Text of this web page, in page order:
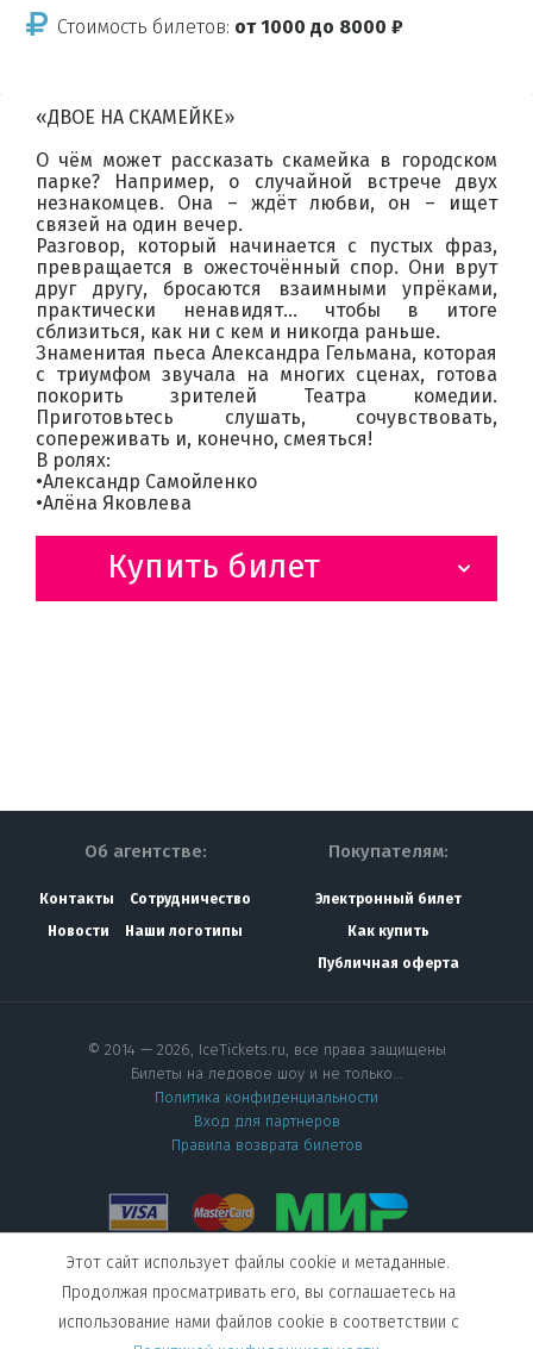
Стоимость билетов: от 1000 до 8000 ₽
«ДВОЕ НА СКАМЕЙКЕ»
О чём может рассказать скамейка в городском
парке? Например, о случайной встрече двух
незнакомцев. Она – ждёт любви, он – ищет
связей на один вечер.
Разговор, который начинается с пустых фраз,
превращается в ожесточённый спор. Они врут
друг другу, бросаются взаимными упрёками,
практически ненавидят… чтобы в итоге
сблизиться, как ни с кем и никогда раньше.
Знаменитая пьеса Александра Гельмана, которая
с триумфом звучала на многих сценах, готова
покорить зрителей Театра комедии.
Приготовьтесь слушать, сочувствовать,
сопереживать и, конечно, смеяться!
В ролях:
•Александр Самойленко
•Алёна Яковлева
Купить билет
Об агентстве:
Контакты
Сотрудничество
Новости
Наши логотипы
Покупателям:
Электронный билет
Как купить
Публичная оферта
© 2014 — 2026, IceTickets.ru, все права защищены
Билеты на ледовое шоу и не только…
Политика конфиденциальности
Вход для партнеров
Правила возврата билетов
Мы в социальных сетях
Этот сайт использует файлы cookie и метаданные.
Продолжая просматривать его, вы соглашаетесь на
использование нами файлов cookie в соответствии с